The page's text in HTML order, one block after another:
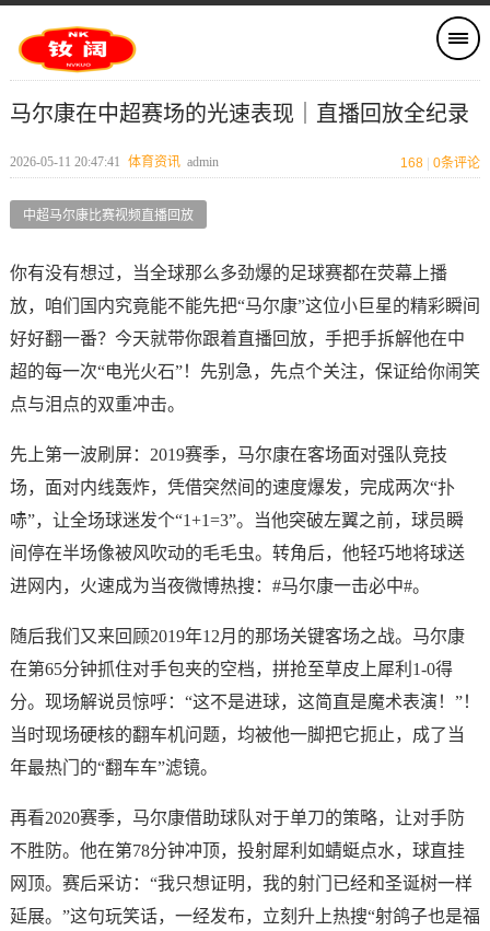
马尔康在中超赛场的光速表现｜直播回放全纪录
2026-05-11 20:47:41 体育资讯 admin 168 0条评论
中超马尔康比赛视频直播回放
你有没有想过，当全球那么多劲爆的足球赛都在荧幕上播
放，咱们国内究竟能不能先把“马尔康”这位小巨星的精彩瞬间
好好翻一番？今天就带你跟着直播回放，手把手拆解他在中
超的每一次“电光火石”！先别急，先点个关注，保证给你闹笑
点与泪点的双重冲击。
先上第一波刷屏：2019赛季，马尔康在客场面对强队竞技
场，面对内线轰炸，凭借突然间的速度爆发，完成两次“扑
哧”，让全场球迷发个“1+1=3”。当他突破左翼之前，球员瞬
间停在半场像被风吹动的毛毛虫。转角后，他轻巧地将球送
进网内，火速成为当夜微博热搜：#马尔康一击必中#。
随后我们又来回顾2019年12月的那场关键客场之战。马尔康
在第65分钟抓住对手包夹的空档，拼抢至草皮上犀利1-0得
分。现场解说员惊呼：“这不是进球，这简直是魔术表演！”！
当时现场硬核的翻车机问题，均被他一脚把它扼止，成了当
年最热门的“翻车车”滤镜。
再看2020赛季，马尔康借助球队对于单刀的策略，让对手防
不胜防。他在第78分钟冲顶，投射犀利如蜻蜓点水，球直挂
网顶。赛后采访：“我只想证明，我的射门已经和圣诞树一样
延展。”这句玩笑话，一经发布，立刻升上热搜“射鸽子也是福